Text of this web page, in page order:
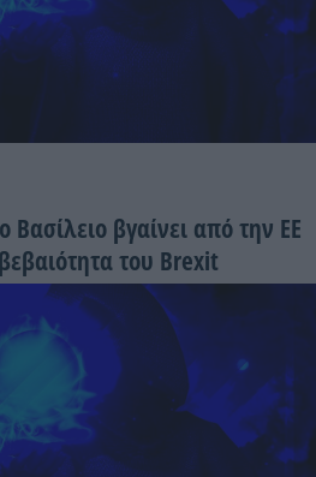
βγαίνει από την ΕΕ
του Brexit